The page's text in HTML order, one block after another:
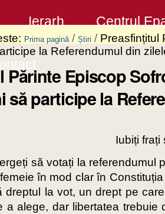
Ierarh Centrul
Prima pagină / Știri / Preasfințitul
la Referendumul din
Părinte Episcop
să participe la
Iubiți frați
să votați la referendumul
în mod clar în
dreptul la vot, un drept pe
a alege, dar libertatea trebuie